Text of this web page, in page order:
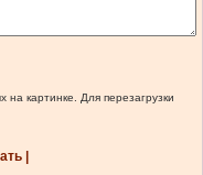
картинке. Для перезагрузки
|